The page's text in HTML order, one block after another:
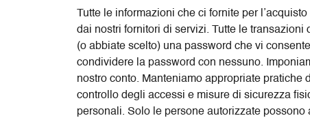
Tutte le informazioni che ci fornite per
dai nostri fornitori di servizi. Tutte le
(o abbiate scelto) una password che vi
condividere la password con nessuno.
nostro conto. Manteniamo appropriate
controllo degli accessi e misure di sicurezza
personali. Solo le persone autorizzate